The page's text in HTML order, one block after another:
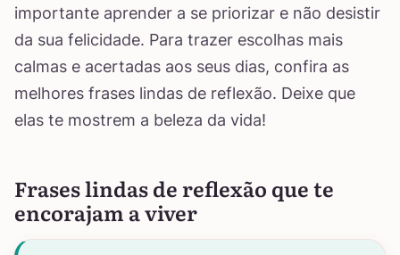
importante aprender a se priorizar e não desistir
da sua felicidade. Para trazer escolhas mais
calmas e acertadas aos seus dias, confira as
melhores frases lindas de reflexão. Deixe que
elas te mostrem a beleza da vida!
Frases lindas de reflexão que te
encorajam a viver